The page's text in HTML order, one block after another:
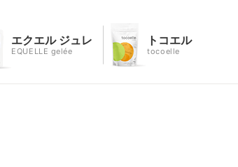
エクエル ジュレ
EQUELLE gelée
トコエル
tocoelle